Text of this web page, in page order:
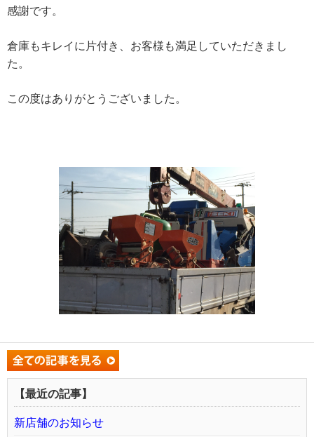
感謝です。
倉庫もキレイに片付き、お客様も満足していただきまし
た。
この度はありがとうございました。
【最近の記事】
新店舗のお知らせ